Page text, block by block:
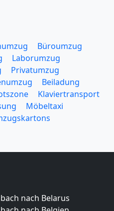
Büroumzug
Laborumzug
Privatumzug
Beiladung
Klaviertransport
Möbeltaxi
nach Belarus